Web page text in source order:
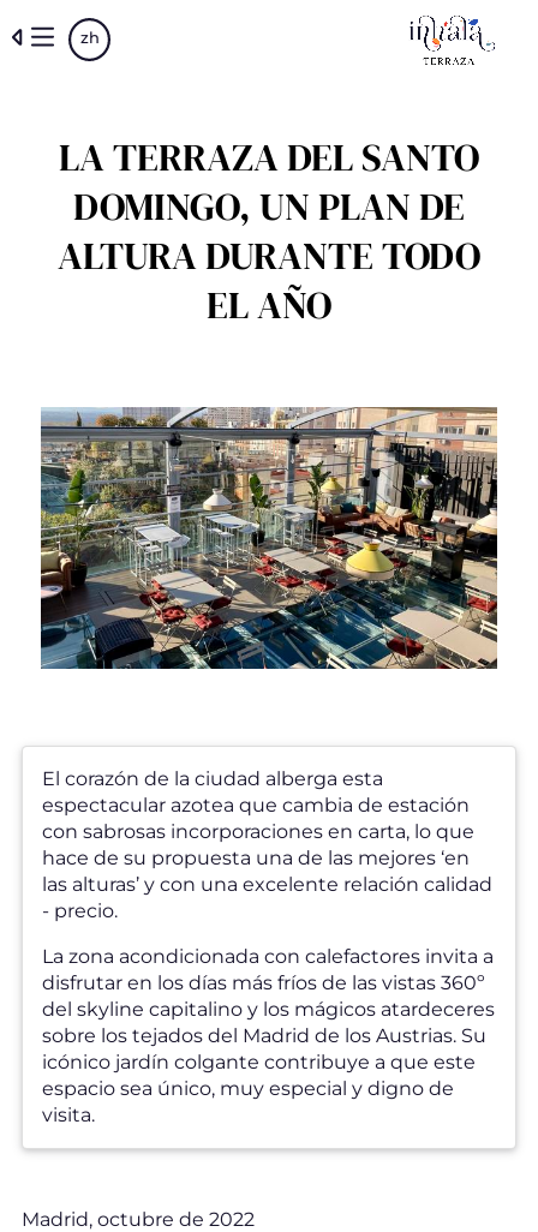
to
zh
LA TERRAZA DEL SANTO
DOMINGO, UN PLAN DE
ALTURA DURANTE TODO
EL AÑO
El corazón de la ciudad alberga esta
espectacular azotea que cambia de estación
con sabrosas incorporaciones en carta, lo que
hace de su propuesta una de las mejores ‘en
las alturas’ y con una excelente relación calidad
- precio.
La zona acondicionada con calefactores invita a
disfrutar en los días más fríos de las vistas 360º
del skyline capitalino y los mágicos atardeceres
sobre los tejados del Madrid de los Austrias. Su
icónico jardín colgante contribuye a que este
espacio sea único, muy especial y digno de
visita.
Madrid, octubre de 2022